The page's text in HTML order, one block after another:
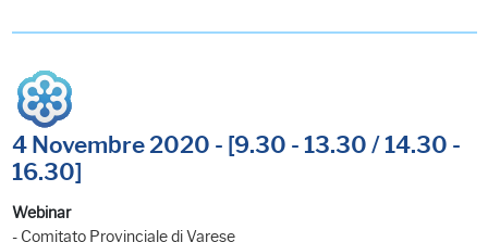
4 Novembre 2020 - [9.30 - 13.30 / 14.30 -
16.30]
Webinar
- Comitato Provinciale di Varese